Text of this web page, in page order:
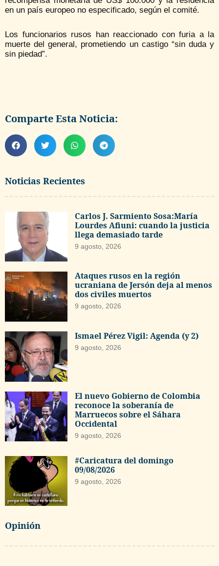
Noticias Recientes
Carlos J. Sarmiento Sosa:María
Lourdes Afiuni: cuando la justicia
llega demasiado tarde
9 agosto, 2026
Ataques rusos en la región
ucraniana de Jersón deja al menos
dos civiles muertos
9 agosto, 2026
Ismael Pérez Vigil: Agenda (y 2)
9 agosto, 2026
El nuevo Gobierno de Colombia
reconoce la soberanía de
Marruecos sobre el Sáhara
Occidental
9 agosto, 2026
#Caricatura del domingo
09/08/2026
9 agosto, 2026
Opinión
en un país europeo no especificado, según el comité.
Los funcionarios rusos han reaccionado con furia a la
muerte del general, prometiendo un castigo “sin duda y
sin piedad”.
Comparte Esta Noticia: